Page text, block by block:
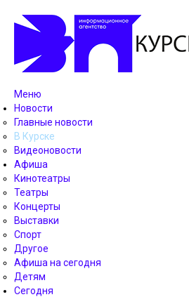
Меню
Новости
Главные новости
В Курске
Видеоновости
Афиша
Кинотеатры
Театры
Концерты
Выставки
Спорт
Другое
Афиша на сегодня
Детям
Сегодня